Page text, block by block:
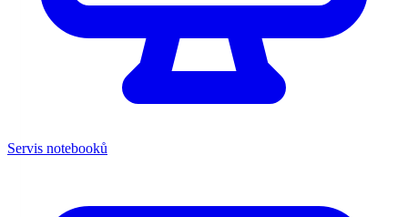
Servis notebooků